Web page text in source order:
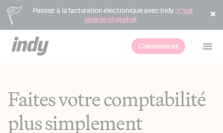
Passez à la facturation électronique avec Indy :c’est
simple et gratuit
Commencer
Faites votre comptabilité
plus simplement